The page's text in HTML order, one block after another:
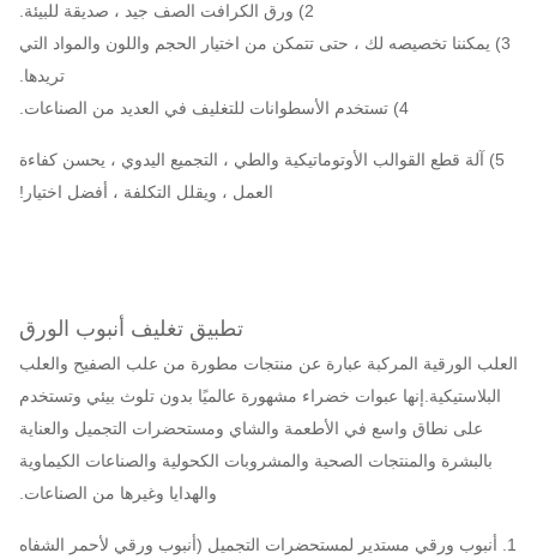
2) ورق الكرافت الصف جيد ، صديقة للبيئة.
3) يمكننا تخصيصه لك ، حتى تتمكن من اختيار الحجم واللون والمواد التي
تريدها.
4) تستخدم الأسطوانات للتغليف في العديد من الصناعات.
5) آلة قطع القوالب الأوتوماتيكية والطي ، التجميع اليدوي ، يحسن كفاءة
العمل ، ويقلل التكلفة ، أفضل اختيار!
تطبيق تغليف أنبوب الورق
العلب الورقية المركبة عبارة عن منتجات مطورة من علب الصفيح والعلب
البلاستيكية.إنها عبوات خضراء مشهورة عالميًا بدون تلوث بيئي وتستخدم
على نطاق واسع في الأطعمة والشاي ومستحضرات التجميل والعناية
بالبشرة والمنتجات الصحية والمشروبات الكحولية والصناعات الكيماوية
والهدايا وغيرها من الصناعات.
1. أنبوب ورقي مستدير لمستحضرات التجميل (أنبوب ورقي لأحمر الشفاه